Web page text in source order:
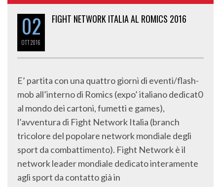
02
OTT2016
FIGHT NETWORK ITALIA AL ROMICS 2016
E’ partita con una quattro giorni di eventi/flash-
mob all’interno di Romics (expo’ italiano dedicat0
al mondo dei cartoni, fumetti e games),
l’avventura di Fight Network Italia (branch
tricolore del popolare network mondiale degli
sport da combattimento). Fight Network è il
network leader mondiale dedicato interamente
agli sport da contatto già in